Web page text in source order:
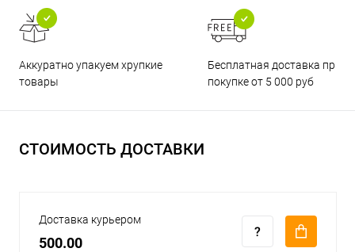
Аккуратно упакуем хрупкие
товары
Бесплатная доставка при
покупке от 5 000 руб
СТОИМОСТЬ ДОСТАВКИ
Доставка курьером
500.00